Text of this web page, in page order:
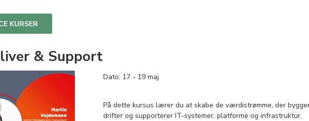
KURSER
& Support
Dato: 17 - 19 maj
På dette kursus lærer du at skabe de værdistrømme, der
drifter og supporterer IT-systemer, platforme og infrastruktur.